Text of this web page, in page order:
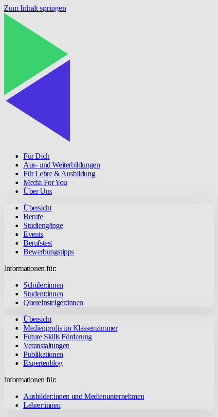
Zum Inhalt springen
Für Dich
Aus- und Weiterbildungen
Für Lehre & Ausbildung
Media For You
Über Uns
Übersicht
Berufe
Studiengänge
Events
Berufstest
Bewerbungstipps
Informationen für:
Schüler:innen
Student:innen
Quereinsteiger:innen
Übersicht
Medienprofis im Klassenzimmer
Future Skills Förderung
Veranstaltungen
Publikationen
Expertenblog
Informationen für:
Ausbilder:innen und Medienunternehmen
Lehrer:innen